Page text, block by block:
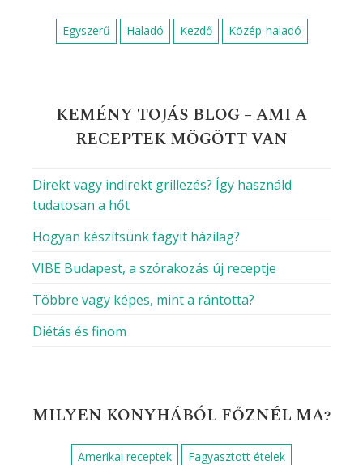
Egyszerű Haladó Kezdő Közép-haladó
KEMÉNY TOJÁS BLOG – AMI A
RECEPTEK MÖGÖTT VAN
Direkt vagy indirekt grillezés? Így használd
tudatosan a hőt
Hogyan készítsünk fagyit házilag?
VIBE Budapest, a szórakozás új receptje
Többre vagy képes, mint a rántotta?
Diétás és finom
MILYEN KONYHÁBÓL FŐZNÉL MA?
Amerikai receptek
Fagyasztott ételek